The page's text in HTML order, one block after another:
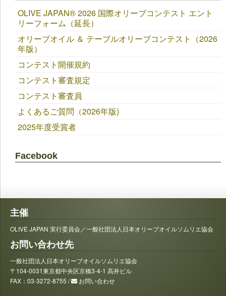
OLIVE JAPAN®︎ 2026 国際オリーブコンテスト エント
リーフォーム（延長）
オリーブオイル ＆ テーブルオリーブコンテスト（2026
年版）
コンテスト開催規約
コンテスト審査規定
コンテスト審査員
よくあるご質問（2026年版)
2025年度受賞者
Facebook
主催
OLIVE JAPAN 実行委員会／一般社団法人日本オリーブオイルソムリエ協会
お問い合わせ先
一般社団法人日本オリーブオイルソムリエ協会
〒104-0031東京都中央区京橋3-4-1 高井ビル
FAX：03-3272-8755 /
お問い合わせ